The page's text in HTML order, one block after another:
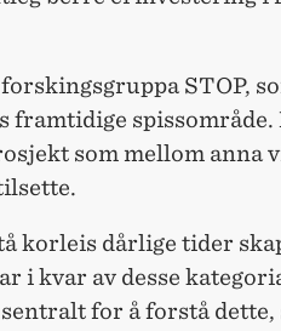
STOP,
framtidige spissområde.
som mellom anna
korleis dårlige tider
i kvar av desse
for å forstå dette,